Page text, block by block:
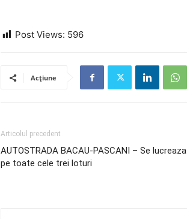
Post Views: 596
Acțiune
Articolul precedent
AUTOSTRADA BACAU-PASCANI – Se lucreaza
pe toate cele trei loturi